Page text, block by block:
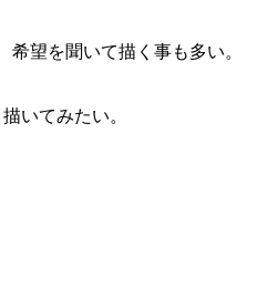
望を聞いて描く事も多い。
いてみたい。